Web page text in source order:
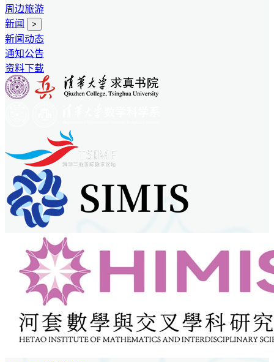
周边旅游
新闻
>
新闻动态
通知公告
资料下载